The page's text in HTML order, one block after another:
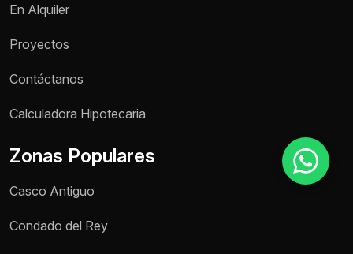
En Alquiler
Proyectos
Contáctanos
Calculadora Hipotecaria
Zonas Populares
Casco Antiguo
Condado del Rey